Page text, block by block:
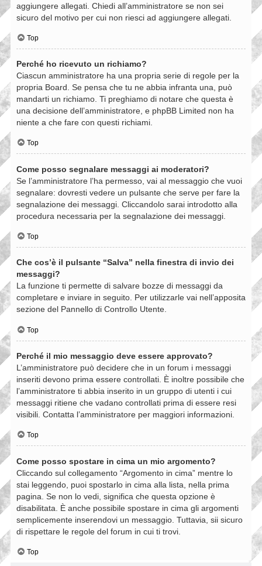
aggiungere allegati. Chiedi all’amministratore se non sei
sicuro del motivo per cui non riesci ad aggiungere allegati.
Top
Perché ho ricevuto un richiamo?
Ciascun amministratore ha una propria serie di regole per la
propria Board. Se pensa che tu ne abbia infranta una, può
mandarti un richiamo. Ti preghiamo di notare che questa è
una decisione dell’amministratore, e phpBB Limited non ha
niente a che fare con questi richiami.
Top
Come posso segnalare messaggi ai moderatori?
Se l’amministratore l’ha permesso, vai al messaggio che vuoi
segnalare: dovresti vedere un pulsante che serve per fare la
segnalazione dei messaggi. Cliccandolo sarai introdotto alla
procedura necessaria per la segnalazione dei messaggi.
Top
Che cos’è il pulsante “Salva” nella finestra di invio dei
messaggi?
La funzione ti permette di salvare bozze di messaggi da
completare e inviare in seguito. Per utilizzarle vai nell’apposita
sezione del Pannello di Controllo Utente.
Top
Perché il mio messaggio deve essere approvato?
L’amministratore può decidere che in un forum i messaggi
inseriti devono prima essere controllati. È inoltre possibile che
l’amministratore ti abbia inserito in un gruppo di utenti i cui
messaggi ritiene che vadano controllati prima di essere resi
visibili. Contatta l’amministratore per maggiori informazioni.
Top
Come posso spostare in cima un mio argomento?
Cliccando sul collegamento “Argomento in cima” mentre lo
stai leggendo, puoi spostarlo in cima alla lista, nella prima
pagina. Se non lo vedi, significa che questa opzione è
disabilitata. È anche possibile spostare in cima gli argomenti
semplicemente inserendovi un messaggio. Tuttavia, sii sicuro
di rispettare le regole del forum in cui ti trovi.
Top